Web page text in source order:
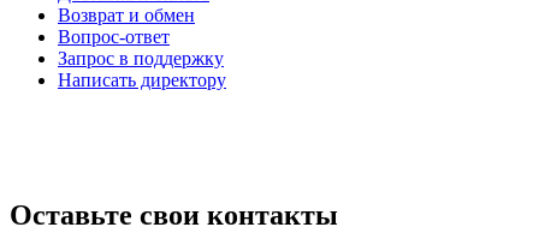
Возврат и обмен
Вопрос-ответ
Запрос в поддержку
Написать директору
Оставьте свои контакты